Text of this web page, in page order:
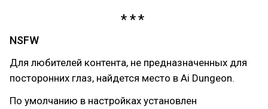
NSFW
Для любителей контента, не предназначенных для
посторонних глаз, найдется место в Ai Dungeon.
По умолчанию в настройках установлен